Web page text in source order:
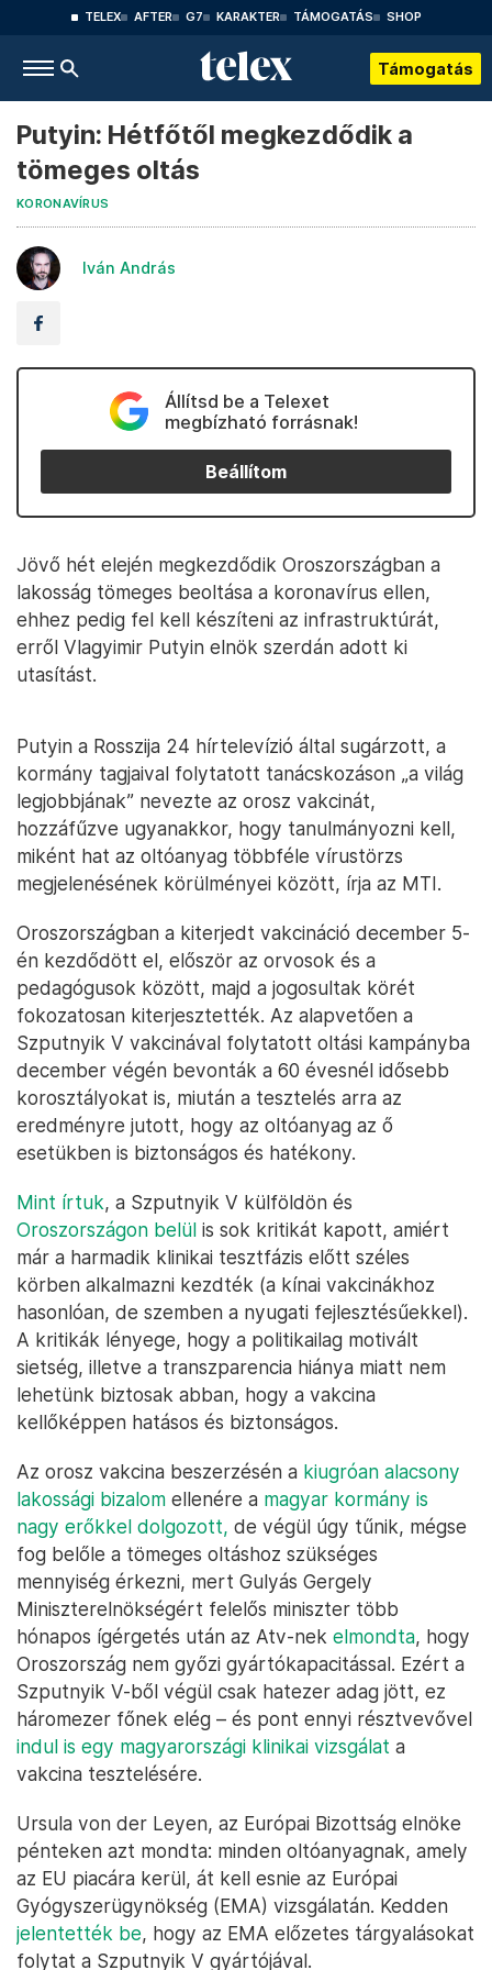
TELEX AFTER G7 KARAKTER TÁMOGATÁS SHOP
Támogatás
Putyin: Hétfőtől megkezdődik a
tömeges oltás
KORONAVÍRUS
Iván András
Állítsd be a Telexet
megbízható forrásnak!
Beállítom
Jövő hét elején megkezdődik Oroszországban a
lakosság tömeges beoltása a koronavírus ellen,
ehhez pedig fel kell készíteni az infrastruktúrát,
erről Vlagyimir Putyin elnök szerdán adott ki
utasítást.
Putyin a Rosszija 24 hírtelevízió által sugárzott, a
kormány tagjaival folytatott tanácskozáson „a világ
legjobbjának” nevezte az orosz vakcinát,
hozzáfűzve ugyanakkor, hogy tanulmányozni kell,
miként hat az oltóanyag többféle vírustörzs
megjelenésének körülményei között, írja az MTI.
Oroszországban a kiterjedt vakcináció december 5-
én kezdődött el, először az orvosok és a
pedagógusok között, majd a jogosultak körét
fokozatosan kiterjesztették. Az alapvetően a
Szputnyik V vakcinával folytatott oltási kampányba
december végén bevonták a 60 évesnél idősebb
korosztályokat is, miután a tesztelés arra az
eredményre jutott, hogy az oltóanyag az ő
esetükben is biztonságos és hatékony.
Mint írtuk, a Szputnyik V külföldön és
Oroszországon belül is sok kritikát kapott, amiért
már a harmadik klinikai tesztfázis előtt széles
körben alkalmazni kezdték (a kínai vakcinákhoz
hasonlóan, de szemben a nyugati fejlesztésűekkel).
A kritikák lényege, hogy a politikailag motivált
sietség, illetve a transzparencia hiánya miatt nem
lehetünk biztosak abban, hogy a vakcina
kellőképpen hatásos és biztonságos.
Az orosz vakcina beszerzésén a kiugróan alacsony
lakossági bizalom ellenére a magyar kormány is
nagy erőkkel dolgozott, de végül úgy tűnik, mégse
fog belőle a tömeges oltáshoz szükséges
mennyiség érkezni, mert Gulyás Gergely
Miniszterelnökségért felelős miniszter több
hónapos ígérgetés után az Atv-nek elmondta, hogy
Oroszország nem győzi gyártókapacitással. Ezért a
Szputnyik V-ből végül csak hatezer adag jött, ez
háromezer főnek elég – és pont ennyi résztvevővel
indul is egy magyarországi klinikai vizsgálat a
vakcina tesztelésére.
Ursula von der Leyen, az Európai Bizottság elnöke
pénteken azt mondta: minden oltóanyagnak, amely
az EU piacára kerül, át kell esnie az Európai
Gyógyszerügynökség (EMA) vizsgálatán. Kedden
jelentették be, hogy az EMA előzetes tárgyalásokat
folytat a Szputnyik V gyártójával.